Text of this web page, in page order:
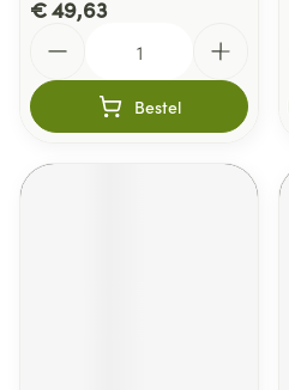
€ 49,63
Bestel